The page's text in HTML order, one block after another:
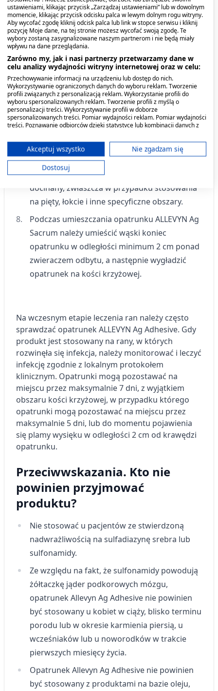
Należy stosować opatrunek większy od rany.
Należy przygotować skórę wokół rany poprzez
usunięcie nadmiaru wilgoci. Należy przyciąć
owłosienie, aby zapewnić bliski kontakt z raną.
Wyjąć opatrunek ALLEVYN Ag Adhesive z
opakowania stosując technikę aseptyczną.
Należy rozpocząć usuwanie materiału
ochronnego z opatrunku ALLEVYN Ag
Adhesive i nakleić opatrunek.
Należy wygładzić opatrunek na ranie,
usuwając resztę materiału ochronnego.
Opatrunek ALLEVYN Ag Adhesive może być
docinany, zwłaszcza w przypadku stosowania
na pięty, łokcie i inne specyficzne obszary.
Podczas umieszczania opatrunku ALLEVYN Ag
Sacrum należy umieścić wąski koniec
opatrunku w odległości minimum 2 cm ponad
zwieraczem odbytu, a następnie wygładzić
opatrunek na kości krzyżowej.
Na wczesnym etapie leczenia ran należy często
sprawdzać opatrunek ALLEVYN Ag Adhesive. Gdy
produkt jest stosowany na rany, w których
rozwinęła się infekcja, należy monitorować i leczyć
infekcję zgodnie z lokalnym protokołem
klinicznym. Opatrunki mogą pozostawać na
miejscu przez maksymalnie 7 dni, z wyjątkiem
obszaru kości krzyżowej, w przypadku którego
opatrunki mogą pozostawać na miejscu przez
maksymalnie 5 dni, lub do momentu pojawienia
się plamy wysięku w odległości 2 cm od krawędzi
opatrunku.
Przeciwwskazania. Kto nie
powinien przyjmować
produktu?
Nie stosować u pacjentów ze stwierdzoną
nadwrażliwością na sulfadiazynę srebra lub
sulfonamidy.
Ze względu na fakt, że sulfonamidy powodują
żółtaczkę jąder podkorowych mózgu,
opatrunek Allevyn Ag Adhesive nie powinien
być stosowany u kobiet w ciąży, blisko terminu
porodu lub w okresie karmienia piersią, u
wcześniaków lub u noworodków w trakcie
pierwszych miesięcy życia.
Opatrunek Allevyn Ag Adhesive nie powinien
być stosowany z produktami na bazie oleju,
ustawieniami, klikając przycisk „Zarządzaj ustawieniami” lub w dowolnym
momencie, klikając przycisk odcisku palca w lewym dolnym rogu witryny.
Aby wycofać zgodę kliknij odcisk palca lub link w stopce serwisu i kliknij
pozycję Moje dane, na tej stronie możesz wycofać swoją zgodę. Te
wybory zostaną zasygnalizowane naszym partnerom i nie będą miały
wpływu na dane przeglądania.
Zarówno my, jak i nasi partnerzy przetwarzamy dane w
celu analizy wydajności witryny internetowej oraz w celu:
Przechowywanie informacji na urządzeniu lub dostęp do nich.
Wykorzystywanie ograniczonych danych do wyboru reklam. Tworzenie
profili związanych z personalizacją reklam. Wykorzystanie profili do
wyboru spersonalizowanych reklam. Tworzenie profili z myślą o
personalizacji treści. Wykorzystywanie profili w doborze
spersonalizowanych treści. Pomiar wydajności reklam. Pomiar wydajności
treści. Poznawanie odbiorców dzięki statystyce lub kombinacji danych z
ograniczonych danych do wyboru treści.
Dane mogą być udostępniane poza Unię Europejską i wysyłane do USA.
Twoja zgoda i polityka cookie dotyczą wyłącznie tej witryny/aplikacji.
Wyświetl listę partnerów (11 dostawców IAB)
Cele przetwarzania IAB:
lub dostęp do nich
Wykorzystywanie ograniczonych danych do
wyboru reklam
Tworzenie profili w celu
spersonalizowanych reklam
Tworzenie profili w celu personalizacji treści
Wykorzystywanie profili w celu doboru
spersonalizowanych treści
Pomiar efektywności reklam
Pomiar efektywności treści
Rozumienie odbiorców dzięki statystyce lub
kombinacji danych z różnych źródeł
Rozwój i ulepszanie usług
wyboru treści
Funkcje specjalne IAB:
Użycie dokładnych danych
geolokalizacyjnych
Identyfikowanie urządzeń na podstawie
aktywnie żądanych informacji
Cele przetwarzania inne niż IAB:
Niezbędne
Wydajność (Performance)
Reklama / śledzenie
Akceptuj wszystko
Nie zgadzam się
Dostosuj